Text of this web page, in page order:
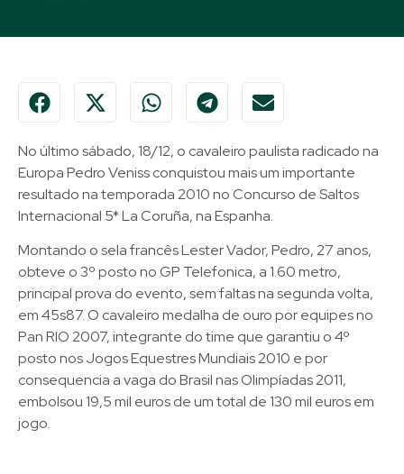
No último sábado, 18/12, o cavaleiro paulista radicado na
Europa Pedro Veniss conquistou mais um importante
resultado na temporada 2010 no Concurso de Saltos
Internacional 5* La Coruña, na Espanha.
Montando o sela francês Lester Vador, Pedro, 27 anos,
obteve o 3º posto no GP Telefonica, a 1.60 metro,
principal prova do evento, sem faltas na segunda volta,
em 45s87. O cavaleiro medalha de ouro por equipes no
Pan RIO 2007, integrante do time que garantiu o 4º
posto nos Jogos Equestres Mundiais 2010 e por
consequencia a vaga do Brasil nas Olimpíadas 2011,
embolsou 19,5 mil euros de um total de 130 mil euros em
jogo.